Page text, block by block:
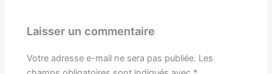
Laisser un commentaire
Votre adresse e-mail ne sera pas publiée. Les